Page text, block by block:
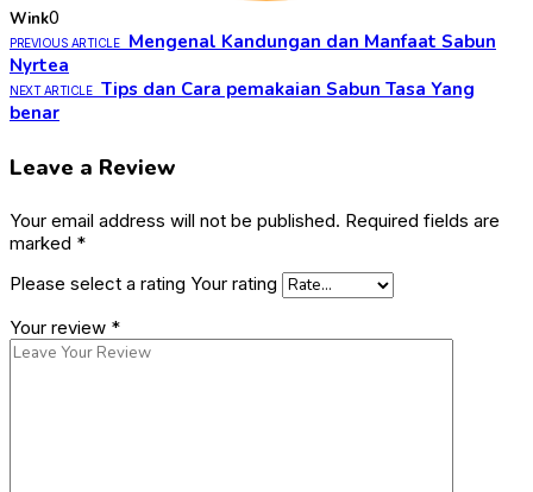
Wink0
PREVIOUS ARTICLE
Mengenal Kandungan dan Manfaat Sabun
Nyrtea
NEXT ARTICLE
Tips dan Cara pemakaian Sabun Tasa Yang
benar
Leave a Review
Your email address will not be published. Required fields are
marked *
Please select a rating Your rating
Your review *